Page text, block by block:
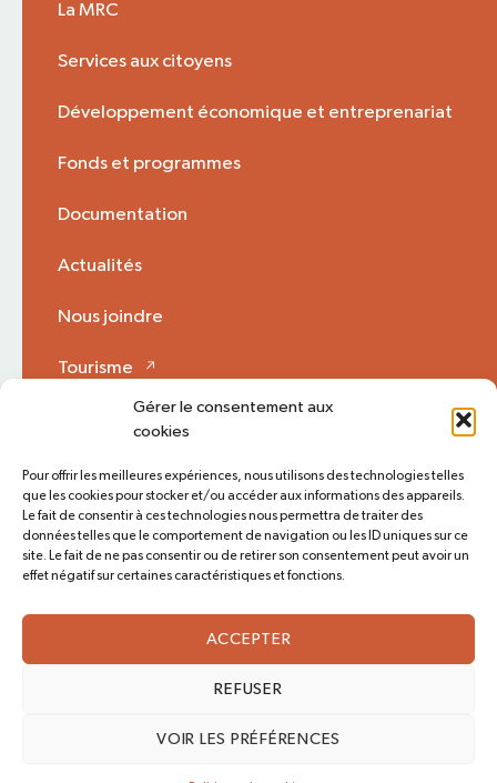
Gérer le consentement aux
cookies
Pour offrir les meilleures expériences, nous utilisons des technologies telles
que les cookies pour stocker et/ou accéder aux informations des appareils.
Le fait de consentir à ces technologies nous permettra de traiter des
données telles que le comportement de navigation ou les ID uniques sur ce
site. Le fait de ne pas consentir ou de retirer son consentement peut avoir un
effet négatif sur certaines caractéristiques et fonctions.
ACCEPTER
REFUSER
VOIR LES PRÉFÉRENCES
La MRC
Services aux citoyens
Développement économique et entreprenariat
Fonds et programmes
Documentation
Actualités
Nous joindre
Tourisme
Plan du site
Accès rapide
Politique de cookies (CA)
Suivez-nous